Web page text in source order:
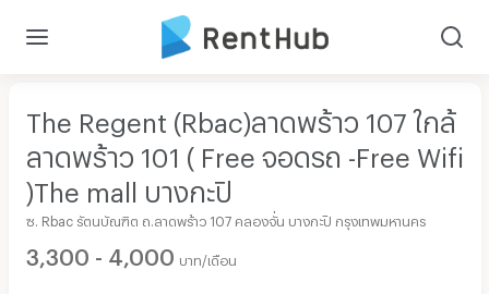
The Regent (Rbac)ลาดพร้าว 107 ใกล้
ลาดพร้าว 101 ( Free จอดรถ -Free Wifi
)The mall บางกะปิ
ซ. Rbac รัตนบัณฑิต ถ.ลาดพร้าว 107 คลองจั่น บางกะปิ กรุงเทพมหานคร
3,300 - 4,000 บาท/เดือน